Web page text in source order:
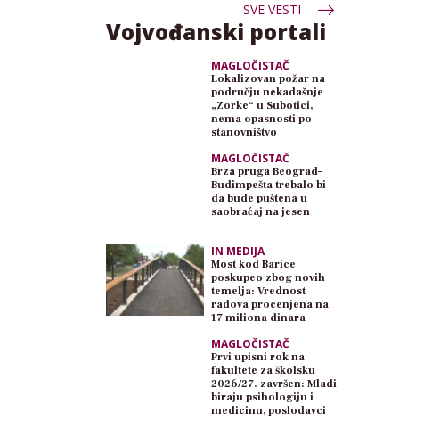
SVE VESTI
Vojvođanski portali
MAGLOČISTAČ
Lokalizovan požar na
području nekadašnje
„Zorke“ u Subotici,
nema opasnosti po
stanovništvo
MAGLOČISTAČ
Brza pruga Beograd–
Budimpešta trebalo bi
da bude puštena u
saobraćaj na jesen
IN MEDIJA
Most kod Barice
poskupeo zbog novih
temelja: Vrednost
radova procenjena na
17 miliona dinara
MAGLOČISTAČ
Prvi upisni rok na
fakultete za školsku
2026/27. završen: Mladi
biraju psihologiju i
medicinu, poslodavci